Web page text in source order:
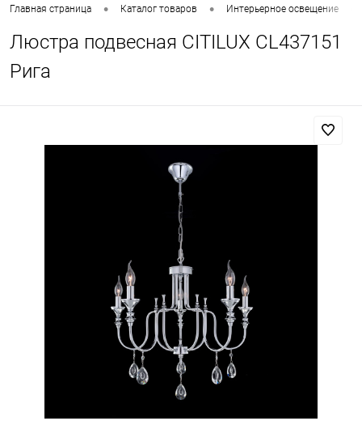
Главная страница • Каталог товаров • Интерьерное освещение
Люстра подвесная CITILUX CL437151
Рига